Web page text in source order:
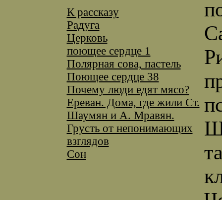
К рассказу
Радуга
Церковь
поющее сердце 1
Полярная сова, пастель
Поющее сердце 38
Почему люди едят мясо?
Ереван. Дома, где жили Ст.
Шаумян и А. Мравян.
Грусть от непонимающих
взглядов
Сон